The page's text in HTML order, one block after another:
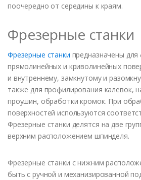
поочередно от середины к краям.
Фрезерные станки
Фрезерные станки предназначены
прямолинейных и криволинейных
и внутреннему, замкнутому и
также для профилирования калевок,
проушин, обработки кромок. При
поверхностей используются
Фрезерные станки делятся на две
верхним расположением шпинделя.
Фрезерные станки с нижним
быть с ручной и механизированной